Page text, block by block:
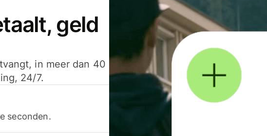
geld
in meer dan 40
24/7.
seconden.